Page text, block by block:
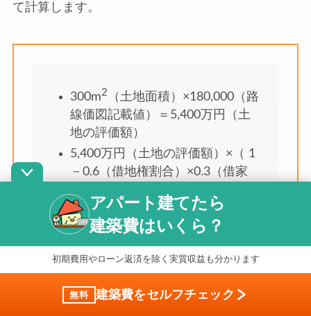
て計算します。
300m2
（土地面積）×180,000（路
線価図記載値）＝5,400万円（土
地の評価額）
5,400万円（土地の評価額）×（ 1
－0.6（借地権割合）×0.3（借家
45,252,000円（貸家建付地の評価
額）
アパート建てたら
建築費はいくら？
初期費用やローン返済を除く実質収益も分かります
無料 建築費をセルフチェック